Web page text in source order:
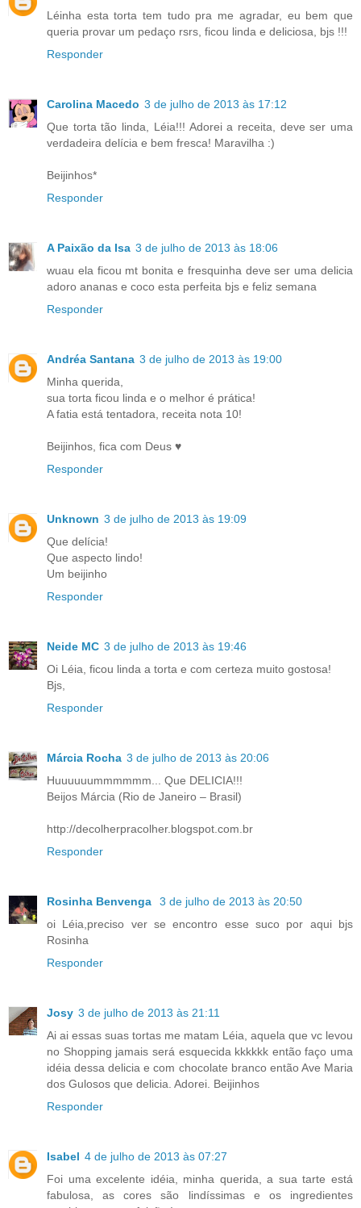
Léinha esta torta tem tudo pra me agradar, eu bem que
queria provar um pedaço rsrs, ficou linda e deliciosa, bjs !!!
Responder
Carolina Macedo 3 de julho de 2013 às 17:12
Que torta tão linda, Léia!!! Adorei a receita, deve ser uma
verdadeira delícia e bem fresca! Maravilha :)
Beijinhos*
Responder
A Paixão da Isa 3 de julho de 2013 às 18:06
wuau ela ficou mt bonita e fresquinha deve ser uma delicia
adoro ananas e coco esta perfeita bjs e feliz semana
Responder
Andréa Santana 3 de julho de 2013 às 19:00
Minha querida,
sua torta ficou linda e o melhor é prática!
A fatia está tentadora, receita nota 10!
Beijinhos, fica com Deus ♥
Responder
Unknown 3 de julho de 2013 às 19:09
Que delícia!
Que aspecto lindo!
Um beijinho
Responder
Neide MC 3 de julho de 2013 às 19:46
Oi Léia, ficou linda a torta e com certeza muito gostosa!
Bjs,
Responder
Márcia Rocha 3 de julho de 2013 às 20:06
Huuuuuummmmmm... Que DELICIA!!!
Beijos Márcia (Rio de Janeiro – Brasil)
http://decolherpracolher.blogspot.com.br
Responder
Rosinha Benvenga
3 de julho de 2013 às 20:50
oi Léia,preciso ver se encontro esse suco por aqui bjs
Rosinha
Responder
Josy 3 de julho de 2013 às 21:11
Ai ai essas suas tortas me matam Léia, aquela que vc levou
no Shopping jamais será esquecida kkkkkk então faço uma
idéia dessa delicia e com chocolate branco então Ave Maria
dos Gulosos que delicia. Adorei. Beijinhos
Responder
Isabel 4 de julho de 2013 às 07:27
Foi uma excelente idéia, minha querida, a sua tarte está
fabulosa, as cores são lindíssimas e os ingredientes